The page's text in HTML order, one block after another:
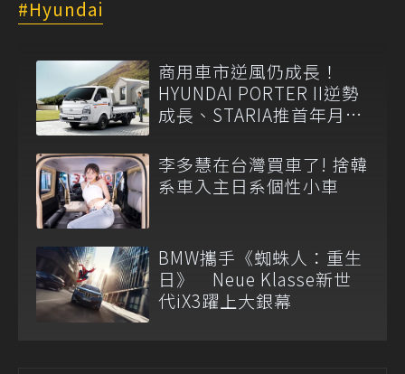
Hyundai
商用車市逆風仍成長！
HYUNDAI PORTER II逆勢
成長、STARIA推首年月付
李多慧在台灣買車了! 捨韓
系車入主日系個性小車
BMW攜手《蜘蛛人：重生
日》 Neue Klasse新世
代iX3躍上大銀幕